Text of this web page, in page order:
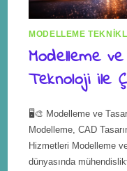
MODELLEME
Modelleme
Teknoloji ile
🖥️🎨 Modelleme ve
Modelleme, CAD
Hizmetleri Modelleme
dünyasında